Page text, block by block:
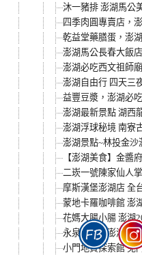
沐一豬排 澎湖馬公
四季肉圓專賣店，
乾益堂藥膳蛋，澎
澎湖馬公長春大飯
澎湖必吃西文祖師
澎湖自由行 四天三
益豐豆漿，澎湖必
澎湖最新景點 湖西
澎湖浮球秘境 南寮
澎湖景點~林投金沙
【澎湖美食】金醬
二崁一號陳家仙人
摩斯漢堡澎湖店 全
蒙地卡羅咖啡館 澎
花媽大腸小腸 澎湖
永泉冰品，澎湖第
小門地質探索館 免